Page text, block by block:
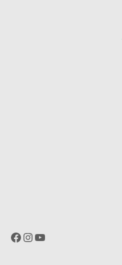
Facebook Instagram YouTube